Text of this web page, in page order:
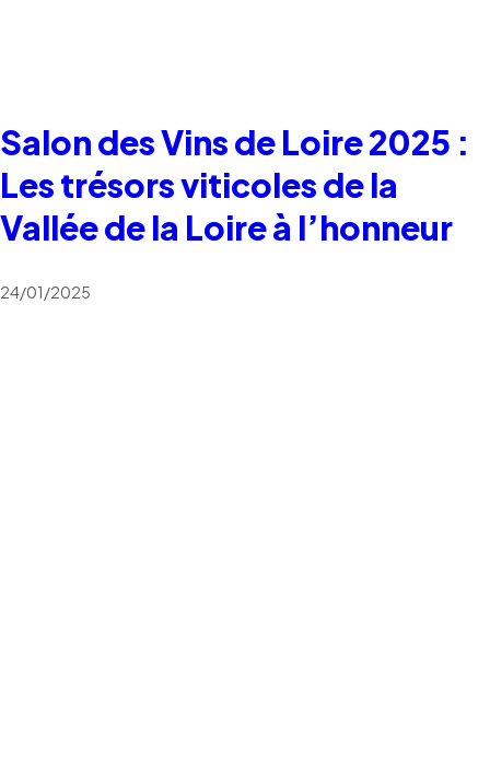
Salon des Vins de Loire 2025 :
Les trésors viticoles de la
Vallée de la Loire à l’honneur
24/01/2025